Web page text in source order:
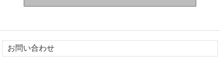
お問い合わせ